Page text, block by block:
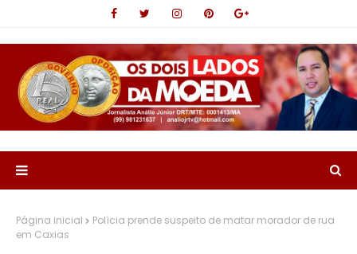
Página inicial
Polícia prende suspeito de matar morador de rua
em Caxias